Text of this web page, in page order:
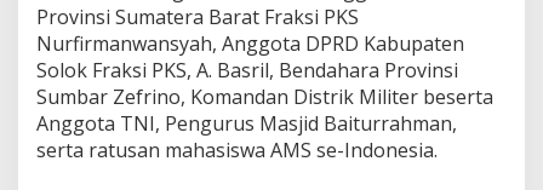
Provinsi Sumatera Barat Fraksi PKS
Nurfirmanwansyah, Anggota DPRD Kabupaten
Solok Fraksi PKS, A. Basril, Bendahara Provinsi
Sumbar Zefrino, Komandan Distrik Militer beserta
Anggota TNI, Pengurus Masjid Baiturrahman,
serta ratusan mahasiswa AMS se-Indonesia.